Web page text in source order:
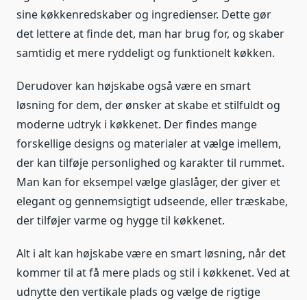
sine køkkenredskaber og ingredienser. Dette gør
det lettere at finde det, man har brug for, og skaber
samtidig et mere ryddeligt og funktionelt køkken.
Derudover kan højskabe også være en smart
løsning for dem, der ønsker at skabe et stilfuldt og
moderne udtryk i køkkenet. Der findes mange
forskellige designs og materialer at vælge imellem,
der kan tilføje personlighed og karakter til rummet.
Man kan for eksempel vælge glaslåger, der giver et
elegant og gennemsigtigt udseende, eller træskabe,
der tilføjer varme og hygge til køkkenet.
Alt i alt kan højskabe være en smart løsning, når det
kommer til at få mere plads og stil i køkkenet. Ved at
udnytte den vertikale plads og vælge de rigtige